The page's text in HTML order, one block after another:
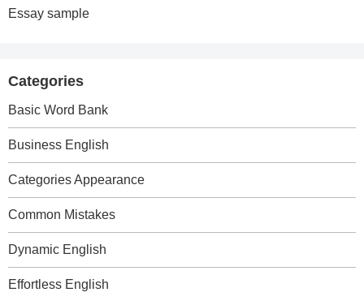
Essay sample
Categories
Basic Word Bank
Business English
Categories Appearance
Common Mistakes
Dynamic English
Effortless English